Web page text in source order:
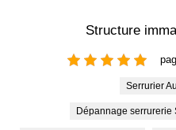
Structure
Serrurier
Dépannage